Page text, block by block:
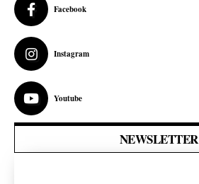
Facebook
Instagram
Youtube
NEWSLETTER